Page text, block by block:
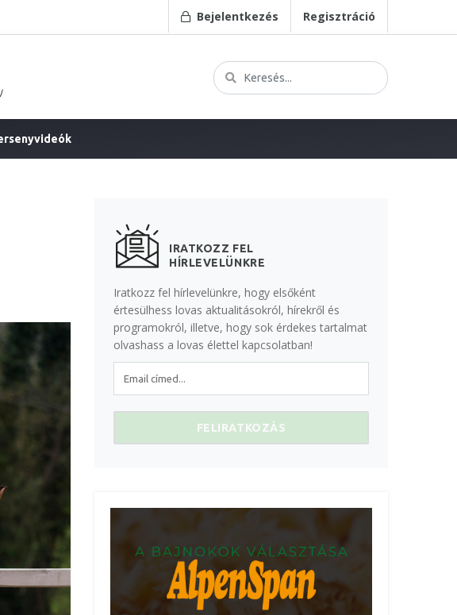
Bejelentkezés Regisztráció
IRATKOZZ FEL
HÍRLEVELÜNKRE
Iratkozz fel hírlevelünkre, hogy elsőként
értesülhess lovas aktualitásokról, hírekről és
programokról, illetve, hogy sok érdekes tartalmat
olvashass a lovas élettel kapcsolatban!